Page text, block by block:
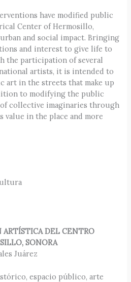
have modified public
Center of Hermosillo,
and social impact. Bringing
and interest to give life to
the participation of several
artists, it is intended to
art in the streets that make up
to modifying the public
collective imaginaries through
value in the place and more
ARTÍSTICA DEL CENTRO
SONORA
Juárez
espacio público, arte